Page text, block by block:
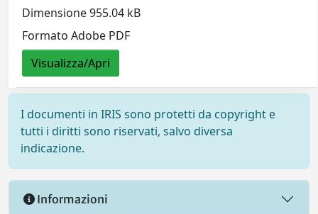
Dimensione 955.04 kB
Formato Adobe PDF
Visualizza/Apri
I documenti in IRIS sono protetti da copyright e
tutti i diritti sono riservati, salvo diversa
indicazione.
Informazioni